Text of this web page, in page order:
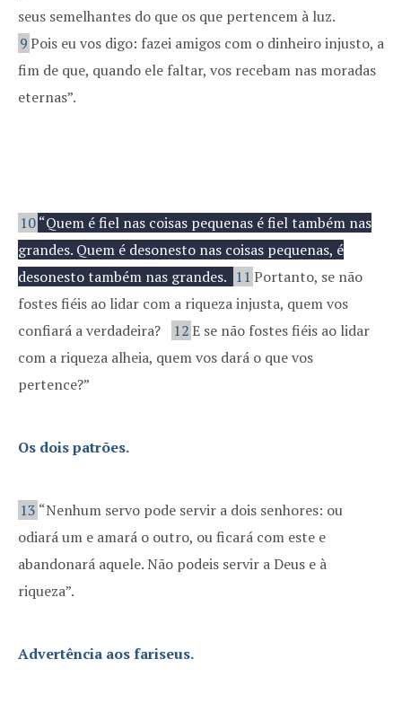
seus semelhantes do que os que pertencem à luz.
9Pois eu vos digo: fazei amigos com o dinheiro injusto, a
fim de que, quando ele faltar, vos recebam nas moradas
eternas”.
10“Quem é fiel nas coisas pequenas é fiel também nas
grandes. Quem é desonesto nas coisas pequenas, é
desonesto também nas grandes. 11 Portanto, se não
fostes fiéis ao lidar com a riqueza injusta, quem vos
confiará a verdadeira?
12E se não fostes fiéis ao lidar
com a riqueza alheia, quem vos dará o que vos
pertence?”
Os dois patrões.
13 “Nenhum servo pode servir a dois senhores: ou
odiará um e amará o outro, ou ficará com este e
abandonará aquele. Não podeis servir a Deus e à
riqueza”.
Advertência aos fariseus.